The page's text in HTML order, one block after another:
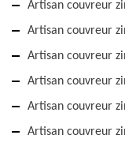
Artisan couvreur
Artisan couvreur
Artisan couvreur
Artisan couvreur
Artisan couvreur
Artisan couvreur